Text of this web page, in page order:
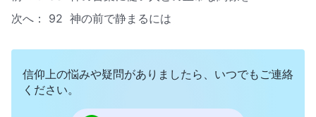
次へ： 92 神の前で静まるには
信仰上の悩みや疑問がありましたら、いつでもご連絡
ください。